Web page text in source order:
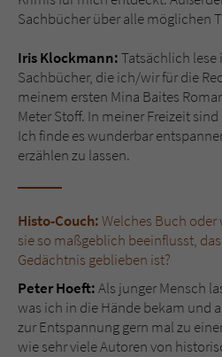
Sachbücher über alle möglichen
Iris Klockmann:Tatsächlich
Sachbücher, die ich/wir für die
meinem ersten Mina Baites
Meter Stoff. In meiner Freizeit
Ich finde es wunderbar
erzählen zu lassen.
Histo-Couch:Welches Buch
sie so maßgeblich beeinflusst,
Gedächtnis geblieben ist?
Peter Hoeft:Als junger Mensch
was ich in die Hände bekam und
zur Entspannung gern mal zu
wie sehr viele Autoren von